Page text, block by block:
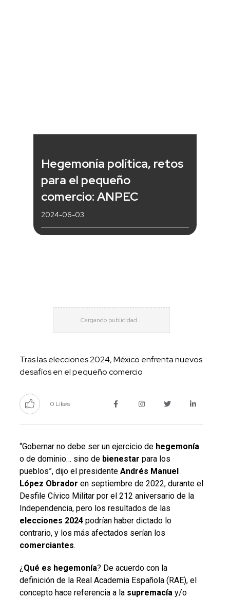
Hegemonía política, retos
para el pequeño
comercio: ANPEC
2024-06-03
Tras las elecciones 2024, México enfrenta nuevos
desafíos en el pequeño comercio
0 Likes
“Gobernar no debe ser un ejercicio de hegemonía
o de dominio… sino de bienestar para los
pueblos”, dijo el presidente Andrés Manuel
López Obrador en septiembre de 2022, durante el
Desfile Cívico Militar por el 212 aniversario de la
Independencia, pero los resultados de las
elecciones 2024podrían haber dictado lo
contrario, y los más afectados serían los
comerciantes.
¿Qué es hegemonía? De acuerdo con la
definición de la Real Academia Española (RAE), el
concepto hace referencia a la supremacía y/o